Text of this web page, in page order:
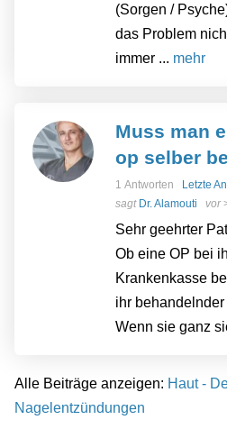
(Sorgen /
das Problem
immer ... mehr
Muss man
op selber
1 Antworten Letzte
sagt Dr. Alamouti vor
Sehr geehrter
Ob eine OP bei
Krankenkasse
ihr
Wenn sie ganz
Alle Beiträge anzeigen: Haut -
Nagelentzündungen